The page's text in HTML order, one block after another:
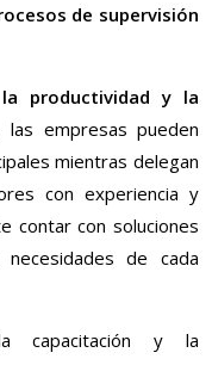
de supervisión
productividad y la
empresas pueden
mientras delegan
con experiencia y
contar con soluciones
de cada
capacitación y la